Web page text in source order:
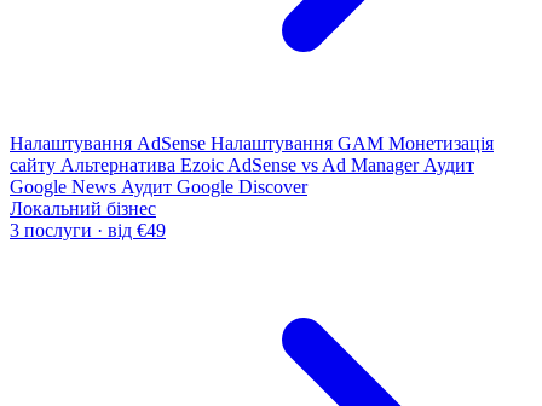
Налаштування AdSense Налаштування GAM Монетизація
сайту Альтернатива Ezoic AdSense vs Ad Manager Аудит
Google News Аудит Google Discover
Локальний бізнес
3 послуги · від €49